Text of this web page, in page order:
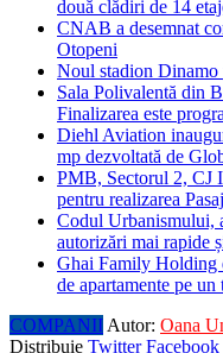
două clădiri de 14
CNAB a desemnat
Otopeni
Noul stadion Dinamo
Sala Polivalentă din
Finalizarea este
Diehl Aviation
mp dezvoltată de
PMB, Sectorul 2, CJ
pentru realizarea
Codul Urbanismului,
autorizări mai rapide
Ghai Family Holding
de apartamente pe
COMPANII Autor: Oana
Distribuie Twitter Facebook